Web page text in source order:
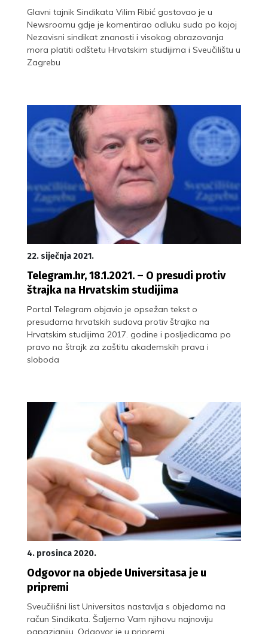
Glavni tajnik Sindikata Vilim Ribić gostovao je u
Newsroomu gdje je komentirao odluku suda po kojoj
Nezavisni sindikat znanosti i visokog obrazovanja
mora platiti odštetu Hrvatskim studijima i Sveučilištu u
Zagrebu
22. siječnja 2021.
Telegram.hr, 18.1.2021. – O presudi protiv
štrajka na Hrvatskim studijima
Portal Telegram objavio je opsežan tekst o
presudama hrvatskih sudova protiv štrajka na
Hrvatskim studijima 2017. godine i posljedicama po
pravo na štrajk za zaštitu akademskih prava i
sloboda
4. prosinca 2020.
Odgovor na objede Universitasa je u
pripremi
Sveučilišni list Universitas nastavlja s objedama na
račun Sindikata. Šaljemo Vam njihovu najnoviju
papazjaniju. Odgovor je u pripremi.